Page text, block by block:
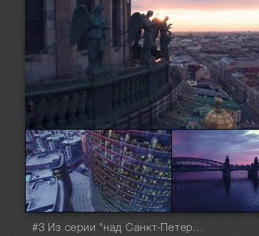
#3 Из серии "над Санкт-Петербургом"